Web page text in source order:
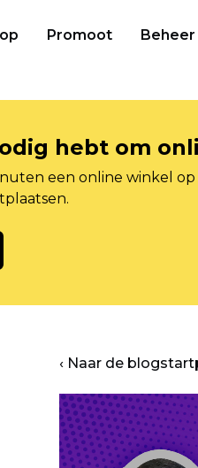
Promoot Beheer
hebt om
een online winkel
‹ Naar de